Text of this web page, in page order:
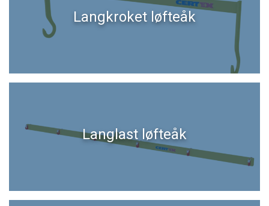
Langkroket løfteåk
Langlast løfteåk